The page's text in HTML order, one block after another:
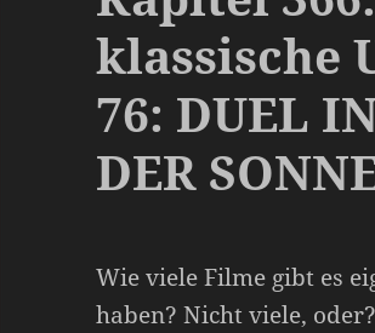
klassische
76: DUEL
DER
Wie viele Filme gibt es
haben? Nicht viele,